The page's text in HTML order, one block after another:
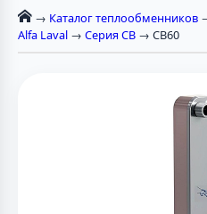
→ Каталог теплообменников
Alfa Laval → Серия CB → CB60